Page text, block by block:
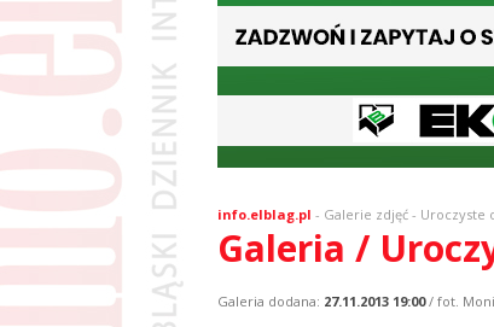
info.elblag.pl - Galerie zdjęć- Uroczyste
Galeria /
Galeria dodana: 27.11.2013 19:00/ fot.